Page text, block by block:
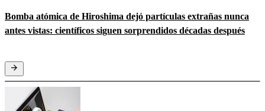
Bomba atómica de Hiroshima dejó partículas extrañas nunca
antes vistas: científicos siguen sorprendidos décadas después